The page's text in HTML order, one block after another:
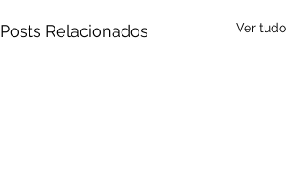
Posts Relacionados Ver tudo